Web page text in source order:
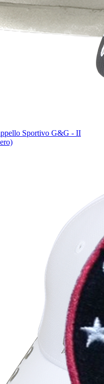
Sportivo G&G - II